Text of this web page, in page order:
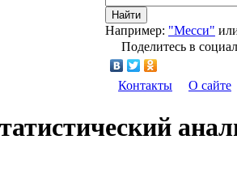
Найти
Например: "Месси"
Поделитесь в
Контакты О сайте